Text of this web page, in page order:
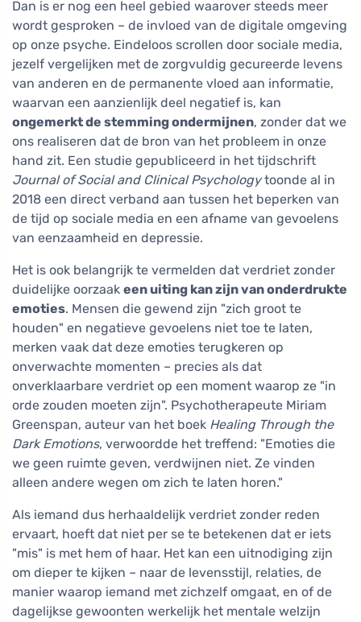
Dan is er nog een heel gebied waarover steeds meer
wordt gesproken – de invloed van de digitale omgeving
op onze psyche. Eindeloos scrollen door sociale media,
jezelf vergelijken met de zorgvuldig gecureerde levens
van anderen en de permanente vloed aan informatie,
waarvan een aanzienlijk deel negatief is, kan
ongemerkt de stemming ondermijnen, zonder dat we
ons realiseren dat de bron van het probleem in onze
hand zit. Een studie gepubliceerd in het tijdschrift
Journal of Social and Clinical Psychologytoonde al in
2018 een direct verband aan tussen het beperken van
de tijd op sociale media en een afname van gevoelens
van eenzaamheid en depressie.
Het is ook belangrijk te vermelden dat verdriet zonder
duidelijke oorzaak een uiting kan zijn van onderdrukte
emoties. Mensen die gewend zijn "zich groot te
houden" en negatieve gevoelens niet toe te laten,
merken vaak dat deze emoties terugkeren op
onverwachte momenten – precies als dat
onverklaarbare verdriet op een moment waarop ze "in
orde zouden moeten zijn". Psychotherapeute Miriam
Greenspan, auteur van het boek Healing Through the
Dark Emotions, verwoordde het treffend: "Emoties die
we geen ruimte geven, verdwijnen niet. Ze vinden
alleen andere wegen om zich te laten horen."
Als iemand dus herhaaldelijk verdriet zonder reden
ervaart, hoeft dat niet per se te betekenen dat er iets
"mis" is met hem of haar. Het kan een uitnodiging zijn
om dieper te kijken – naar de levensstijl, relaties, de
manier waarop iemand met zichzelf omgaat, en of de
dagelijkse gewoonten werkelijk het mentale welzijn